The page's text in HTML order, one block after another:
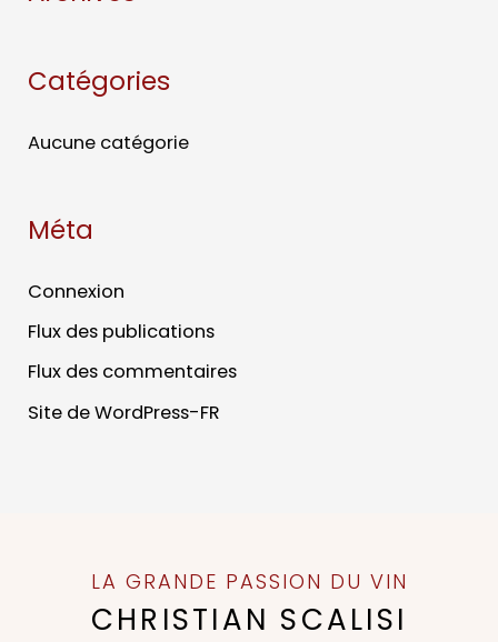
Catégories
Aucune catégorie
Méta
Connexion
Flux des publications
Flux des commentaires
Site de WordPress-FR
LA GRANDE PASSION DU VIN
CHRISTIAN SCALISI